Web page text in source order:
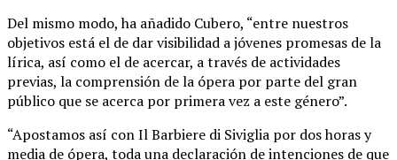
Del mismo modo, ha añadido Cubero, “entre nuestros
objetivos está el de dar visibilidad a jóvenes promesas de la
lírica, así como el de acercar, a través de actividades
previas, la comprensión de la ópera por parte del gran
público que se acerca por primera vez a este género”.
“Apostamos así con Il Barbiere di Siviglia por dos horas y
media de ópera, toda una declaración de intenciones de que